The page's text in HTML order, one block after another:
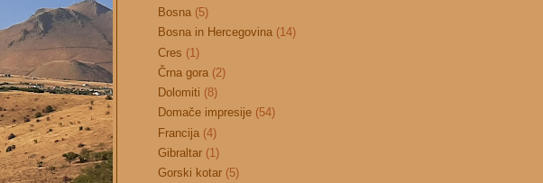
Bosna (5)
Bosna in Hercegovina (14)
Cres (1)
Črna gora (2)
Dolomiti (8)
Domače impresije (54)
Francija (4)
Gibraltar (1)
Gorski kotar (5)